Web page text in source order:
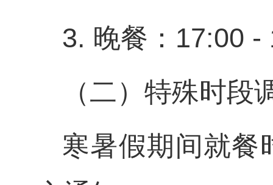
3. 晚餐：17:00 -
（二）特殊时段
寒暑假期间就餐